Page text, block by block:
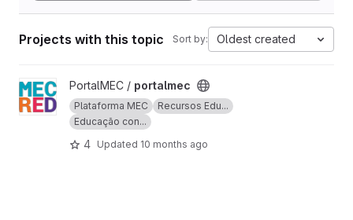
Projects with this topic Sort by: Oldest created
View portalmec project
PortalMEC / portalmec
Plataforma MEC
Recursos Edu...
Educação con...
4 Updated 10 months ago